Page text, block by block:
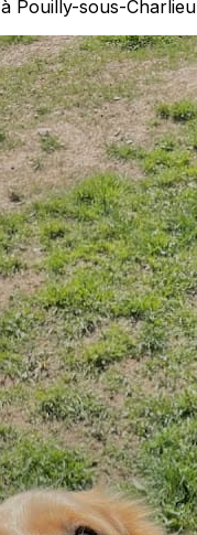
à Pouilly-sous-Charlieu